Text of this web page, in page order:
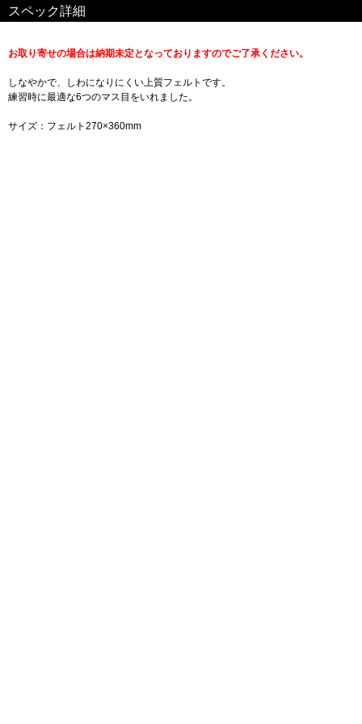
スペック詳細
お取り寄せの場合は納期未定となっておりますのでご了承ください。
しなやかで、しわになりにくい上質フェルトです。
練習時に最適な6つのマス目をいれました。
サイズ：フェルト270×360mm